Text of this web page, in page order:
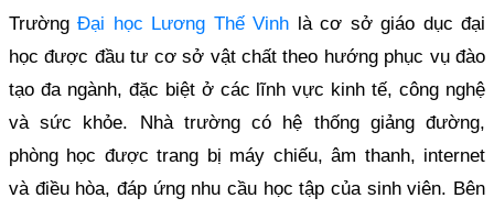
TrườngĐại học Lương Thế Vinh là cơ sở giáo dục đại
học được đầu tư cơ sở vật chất theo hướng phục vụ đào
tạo đa ngành, đặc biệt ở các lĩnh vực kinh tế, công nghệ
và sức khỏe. Nhà trường có hệ thống giảng đường,
phòng học được trang bị máy chiếu, âm thanh, internet
và điều hòa, đáp ứng nhu cầu học tập của sinh viên. Bên